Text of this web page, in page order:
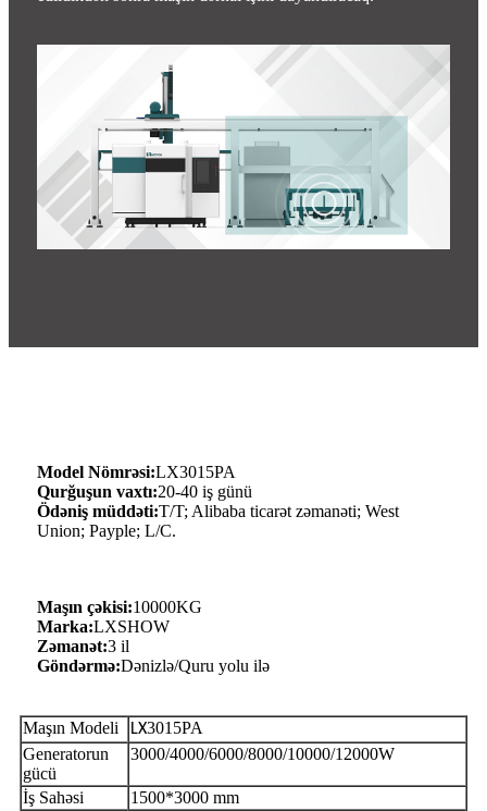
Model Nömrəsi:LX3015PA
Qurğuşun vaxtı:20-40 iş günü
Ödəniş müddəti:T/T; Alibaba ticarət zəmanəti; West
Union; Payple; L/C.
Maşın çəkisi:10000KG
Marka:LXSHOW
Zəmanət:3 il
Göndərmə:Dənizlə/Quru yolu ilə
Maşın Modeli LX3015PA
Generatorun
gücü
3000/4000/6000/8000/10000/12000W
İş Sahəsi
1500*3000 mm